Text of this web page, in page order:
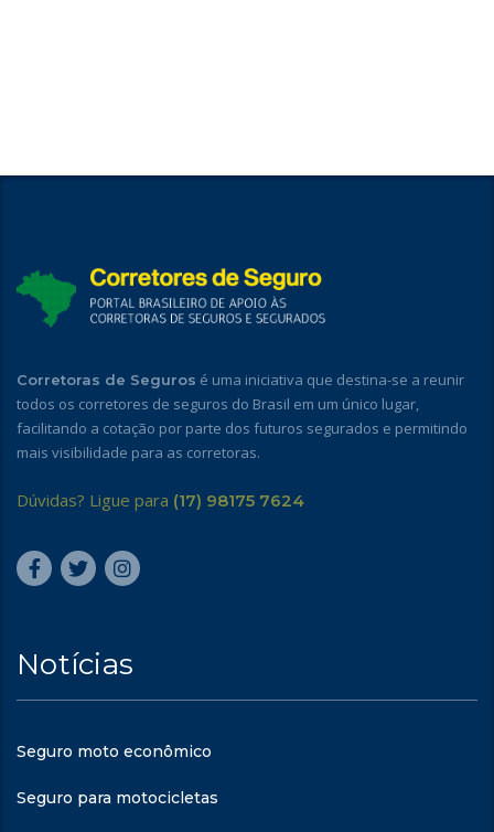
Corretoras de Seguros é uma iniciativa que destina-se a reunir
todos os corretores de seguros do Brasil em um único lugar,
facilitando a cotação por parte dos futuros segurados e permitindo
mais visibilidade para as corretoras.
Dúvidas? Ligue para (17) 98175 7624
Notícias
Seguro moto econômico
Seguro para motocicletas